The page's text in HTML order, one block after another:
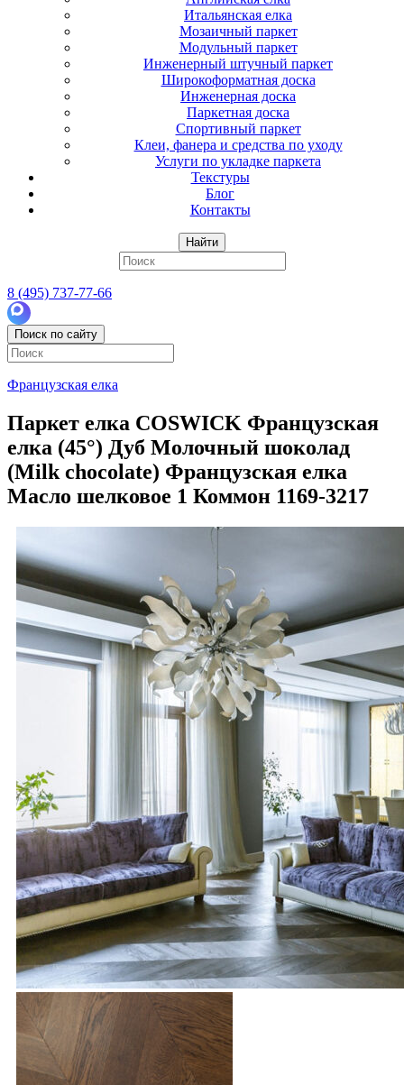
Итальянская елка
Мозаичный паркет
Модульный паркет
Инженерный штучный паркет
Широкоформатная доска
Инженерная доска
Паркетная доска
Спортивный паркет
Клеи, фанера и средства по уходу
Услуги по укладке паркета
Текстуры
Блог
Контакты
Найти
8 (495) 737-77-66
Поиск по сайту
Французская елка
Паркет елка COSWICK Французская
елка (45°) Дуб Молочный шоколад
(Milk chocolate) Французская елка
Масло шелковое 1 Коммон 1169-3217